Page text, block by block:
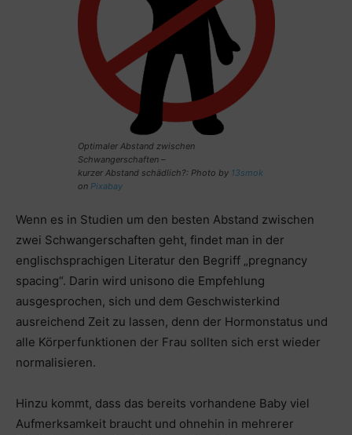
Optimaler Abstand zwischen
Schwangerschaften –
kurzer Abstand schädlich?: Photo by 13smok
on Pixabay
Wenn es in Studien um den besten Abstand zwischen
zwei Schwangerschaften geht, findet man in der
englischsprachigen Literatur den Begriff „pregnancy
spacing“. Darin wird unisono die Empfehlung
ausgesprochen, sich und dem Geschwisterkind
ausreichend Zeit zu lassen, denn der Hormonstatus und
alle Körperfunktionen der Frau sollten sich erst wieder
normalisieren.
Hinzu kommt, dass das bereits vorhandene Baby viel
Aufmerksamkeit braucht und ohnehin in mehrerer